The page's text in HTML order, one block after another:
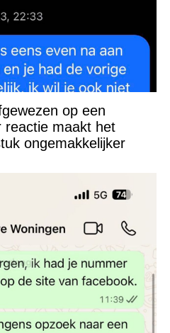
op een
reactie maakt het
ongemakkelijker